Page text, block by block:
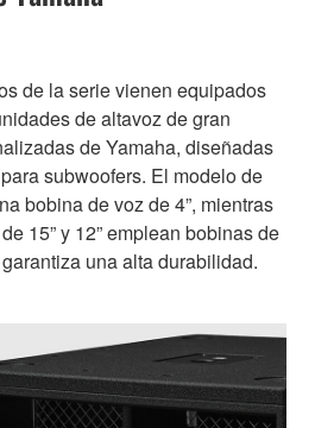
de la serie vienen equipados
de altavoz de gran
de Yamaha, diseñadas
subwoofers. El modelo de
bobina de voz de 4”, mientras
15” y 12” emplean bobinas de
una alta durabilidad.